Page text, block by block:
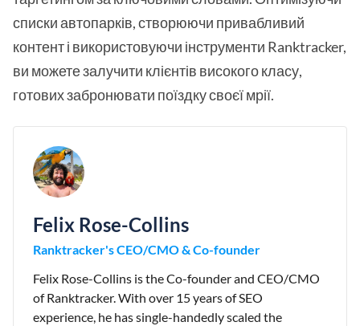
списки автопарків, створюючи привабливий
контент і використовуючи інструменти Ranktracker,
ви можете залучити клієнтів високого класу,
готових забронювати поїздку своєї мрії.
Felix Rose-Collins
Ranktracker's CEO/CMO & Co-founder
Felix Rose-Collins is the Co-founder and CEO/CMO
of Ranktracker. With over 15 years of SEO
experience, he has single-handedly scaled the